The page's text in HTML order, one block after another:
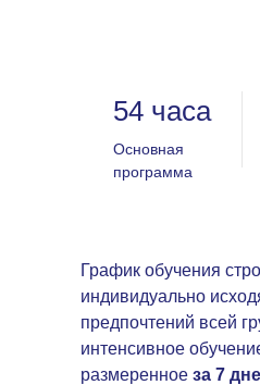
54 часа
Основная
программа
График обучения
индивидуально
предпочтений всей
интенсивное
размеренное за 7